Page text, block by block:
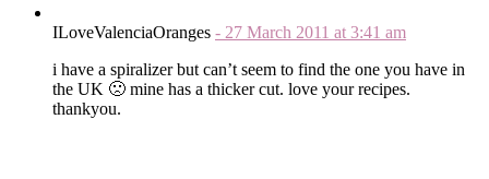
ILoveValenciaOranges - 27 March 2011 at 3:41 am
i have a spiralizer but can’t seem to find the one you have in
the UK 🙁 mine has a thicker cut. love your recipes.
thankyou.